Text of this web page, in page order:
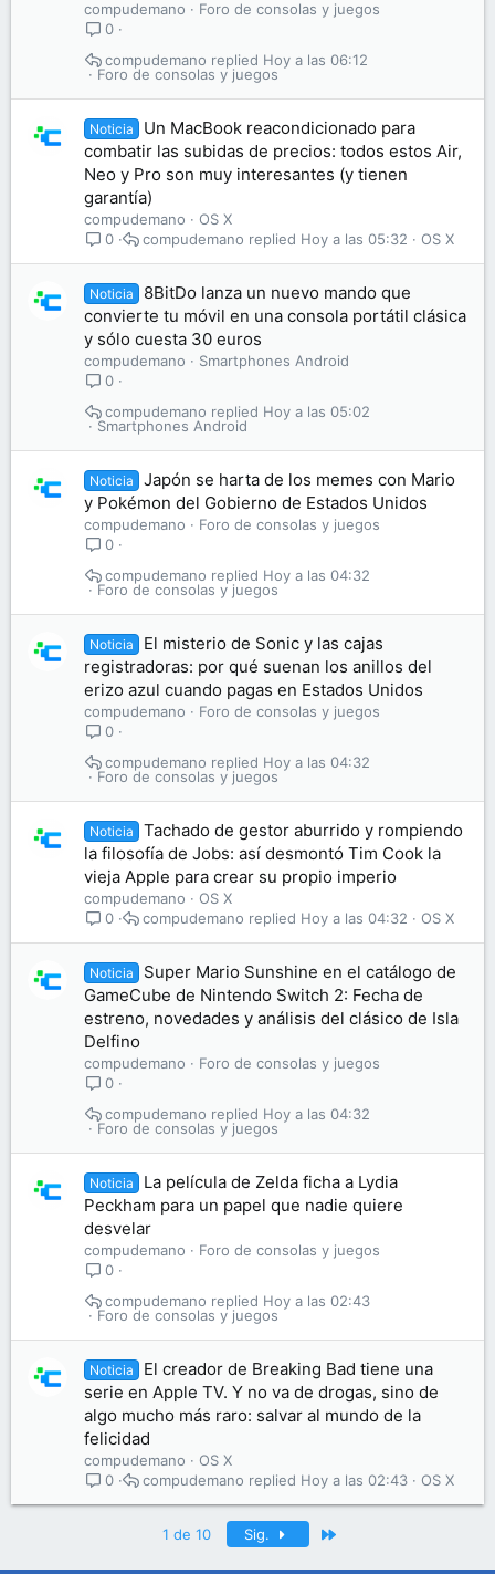
compudemano
Foro de consolas y juegos
0
Foro de consolas y juegos
Hoy a las 06:12
compudemano
Noticia
Un MacBook reacondicionado para
combatir las subidas de precios: todos estos Air,
Neo y Pro son muy interesantes (y tienen
garantía)
compudemano
OS X
0
OS X
Hoy a las 05:32
compudemano
Noticia
8BitDo lanza un nuevo mando que
convierte tu móvil en una consola portátil clásica
y sólo cuesta 30 euros
compudemano
Smartphones Android
0
Smartphones Android
Hoy a las 05:02
compudemano
Noticia
Japón se harta de los memes con Mario
y Pokémon del Gobierno de Estados Unidos
compudemano
Foro de consolas y juegos
0
Foro de consolas y juegos
Hoy a las 04:32
compudemano
Noticia
El misterio de Sonic y las cajas
registradoras: por qué suenan los anillos del
erizo azul cuando pagas en Estados Unidos
compudemano
Foro de consolas y juegos
0
Foro de consolas y juegos
Hoy a las 04:32
compudemano
Noticia
Tachado de gestor aburrido y rompiendo
la filosofía de Jobs: así desmontó Tim Cook la
vieja Apple para crear su propio imperio
compudemano
OS X
0
OS X
Hoy a las 04:32
compudemano
Noticia
Super Mario Sunshine en el catálogo de
GameCube de Nintendo Switch 2: Fecha de
estreno, novedades y análisis del clásico de Isla
Delfino
compudemano
Foro de consolas y juegos
0
Foro de consolas y juegos
Hoy a las 04:32
compudemano
Noticia
La película de Zelda ficha a Lydia
Peckham para un papel que nadie quiere
desvelar
compudemano
Foro de consolas y juegos
0
Foro de consolas y juegos
Hoy a las 02:43
compudemano
Noticia
El creador de Breaking Bad tiene una
serie en Apple TV. Y no va de drogas, sino de
algo mucho más raro: salvar al mundo de la
felicidad
compudemano
OS X
0
OS X
Hoy a las 02:43
compudemano
1 de 10 Sig.